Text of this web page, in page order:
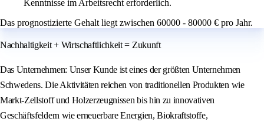
Kenntnisse im Arbeitsrecht erforderlich.
Das prognostizierte Gehalt liegt zwischen 60000 - 80000 € pro Jahr.
Nachhaltigkeit + Wirtschaftlichkeit = Zukunft
Das Unternehmen: Unser Kunde ist eines der größten Unternehmen
Schwedens. Die Aktivitäten reichen von traditionellen Produkten wie
Markt-Zellstoff und Holzerzeugnissen bis hin zu innovativen
Geschäftsfeldern wie erneuerbare Energien, Biokraftstoffe,